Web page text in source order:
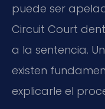
puede ser
Circuit Court
a la sentencia.
existen
explicarle el